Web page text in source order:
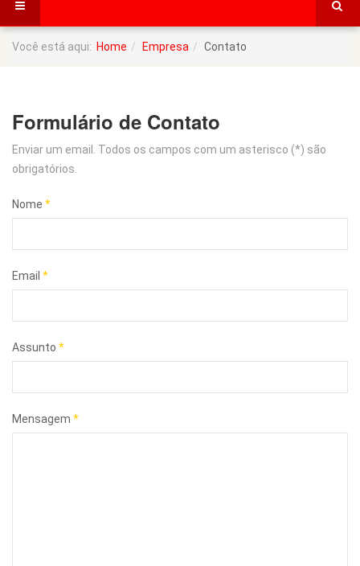
Você está aqui: Home Empresa Contato
Formulário de Contato
Enviar um email. Todos os campos com um asterisco (*) são
obrigatórios.
Nome *
Email *
Assunto *
Mensagem *